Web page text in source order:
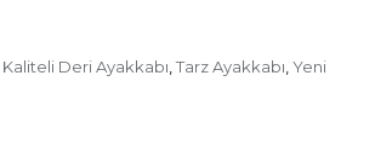
Kaliteli Deri Ayakkabı, Tarz Ayakkabı, Yeni